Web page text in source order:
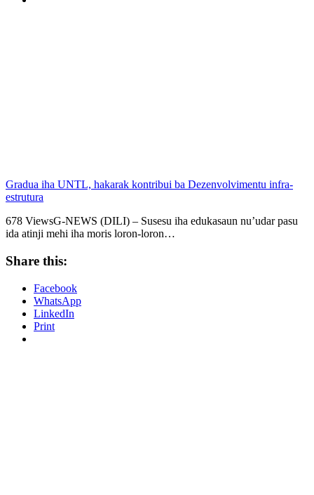
Gradua iha UNTL, hakarak kontribui ba Dezenvolvimentu infra-
estrutura
678 ViewsG-NEWS (DILI) – Susesu iha edukasaun nu’udar pasu
ida atinji mehi iha moris loron-loron…
Share this:
Facebook
WhatsApp
LinkedIn
Print